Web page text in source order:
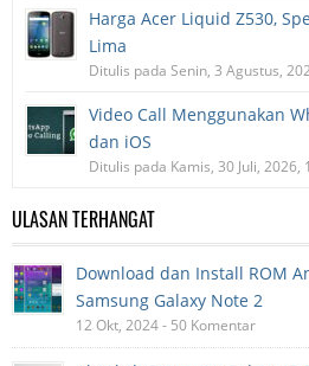
Harga Acer Liquid Z530,
Lima
Ditulis pada Senin, 3 Agustus,
Video Call Menggunakan
dan iOS
Ditulis pada Kamis, 30 Juli, 2026,
ULASAN TERHANGAT
Download dan Install ROM
Samsung Galaxy Note 2
12 Okt, 2024 - 50 Komentar